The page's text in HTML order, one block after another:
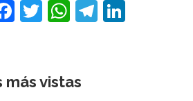
Facebook
Twitter
WhatsApp
más vistas